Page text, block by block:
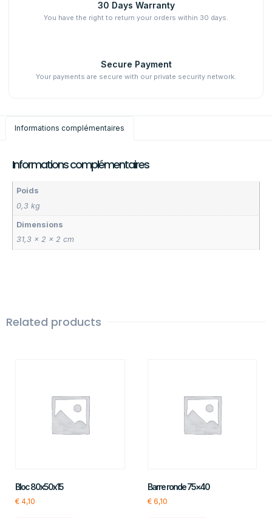
30 Days Warranty
You have the right to return your orders within 30 days.
Secure Payment
Your payments are secure with our private security network.
Informations complémentaires
Informations complémentaires
Poids
0,3 kg
Dimensions
31,3 × 2 × 2 cm
Related products
Bloc 80x50x15
€ 4,10
Barre ronde 75×40
€6,10